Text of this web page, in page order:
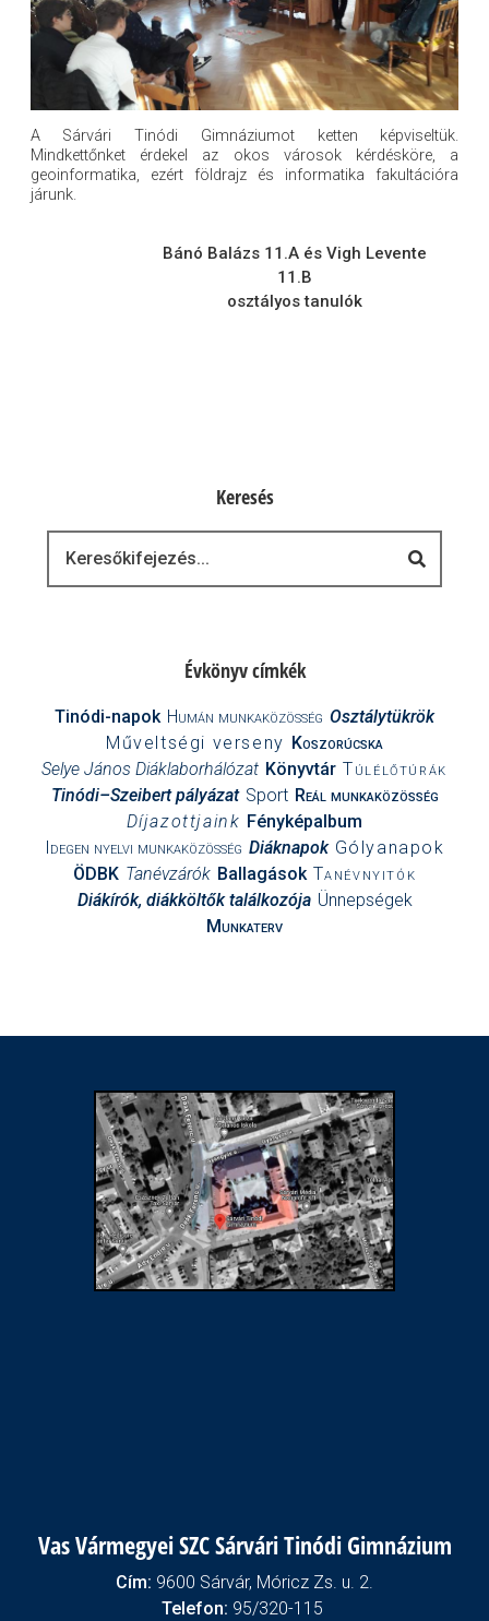
A Sárvári Tinódi Gimnáziumot ketten képviseltük.
Mindkettőnket érdekel az okos városok kérdésköre, a
geoinformatika, ezért földrajz és informatika fakultációra
járunk.
Bánó Balázs 11.A és Vigh Levente
11.B
osztályos tanulók
Keresés
Évkönyv címkék
Tinódi-napok Humán munkaközösség Osztálytükrök
Műveltségi verseny Koszorúcska
Selye János Diáklaborhálózat Könyvtár Túlélőtúrák
Tinódi–Szeibert pályázat Sport Reál munkaközösség
Díjazottjaink Fényképalbum
Idegen nyelvi munkaközösség Diáknapok Gólyanapok
ÖDBK Tanévzárók Ballagások Tanévnyitók
Diákírók, diákköltők találkozója Ünnepségek
Munkaterv
Vas Vármegyei SZC Sárvári Tinódi Gimnázium
Cím: 9600 Sárvár, Móricz Zs. u. 2.
Telefon: 95/320-115